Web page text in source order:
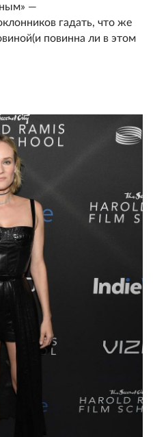
—
гадать, что же
повинна ли в этом